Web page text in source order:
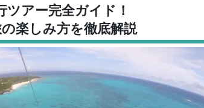
ィ
ツアー完全ガイド！
楽しみ方を徹底解説